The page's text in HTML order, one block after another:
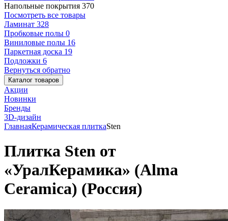
Напольные покрытия 370
Посмотреть все товары
Ламинат 328
Пробковые полы 0
Виниловые полы 16
Паркетная доска 19
Подложки 6
Вернуться обратно
Каталог товаров
Акции
Новинки
Бренды
3D-дизайн
ГлавнаяКерамическая плиткаSten
Плитка Sten от
«УралКерамика» (Alma
Ceramica) (Россия)